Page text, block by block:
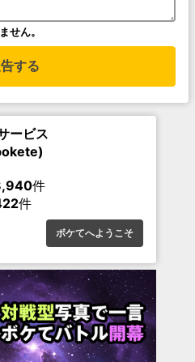
せん。
する
ービス
件
件
ボケてへようこそ